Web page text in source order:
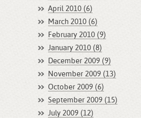
April 2010 (6)
March 2010 (6)
February 2010 (9)
January 2010 (8)
December 2009 (9)
November 2009 (13)
October 2009 (6)
September 2009 (15)
July 2009 (12)